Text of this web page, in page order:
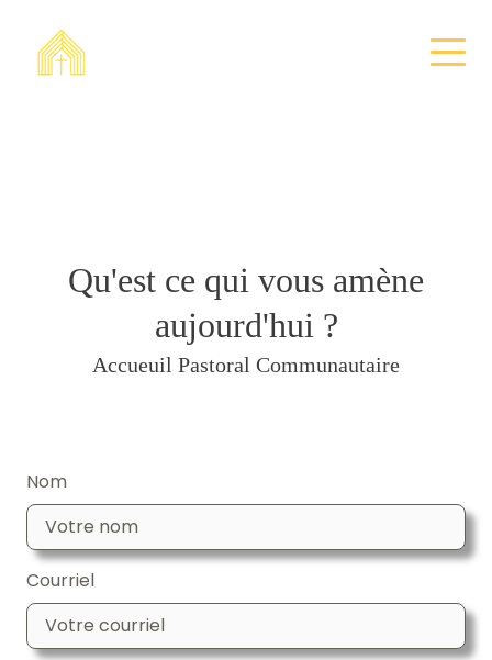
Qu'est ce qui vous amène
aujourd'hui ?
Accueuil Pastoral Communautaire
Nom
Courriel